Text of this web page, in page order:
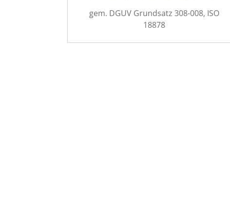
gem. DGUV Grundsatz 308-008, ISO
18878